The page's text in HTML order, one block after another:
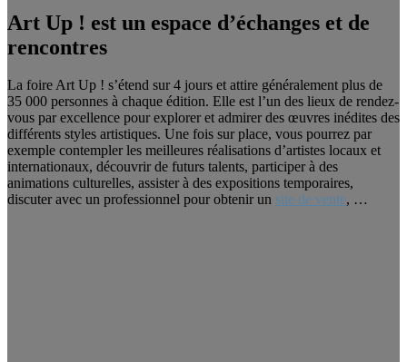
Art Up ! est un espace d’échanges et de
rencontres
La foire Art Up ! s’étend sur 4 jours et attire généralement plus de
35 000 personnes à chaque édition. Elle est l’un des lieux de rendez-
vous par excellence pour explorer et admirer des œuvres inédites des
différents styles artistiques. Une fois sur place, vous pourrez par
exemple contempler les meilleures réalisations d’artistes locaux et
internationaux, découvrir de futurs talents, participer à des
animations culturelles, assister à des expositions temporaires,
discuter avec un professionnel pour obtenir un site de vente, …